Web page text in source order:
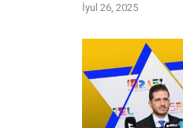
İyul 26, 2025